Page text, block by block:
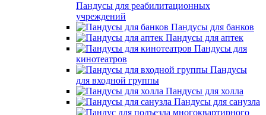
Пандусы для реабилитационных
учреждений
Пандусы для банков
Пандусы для аптек
Пандусы для
кинотеатров
Пандусы
для входной группы
Пандусы для холла
Пандусы для санузла